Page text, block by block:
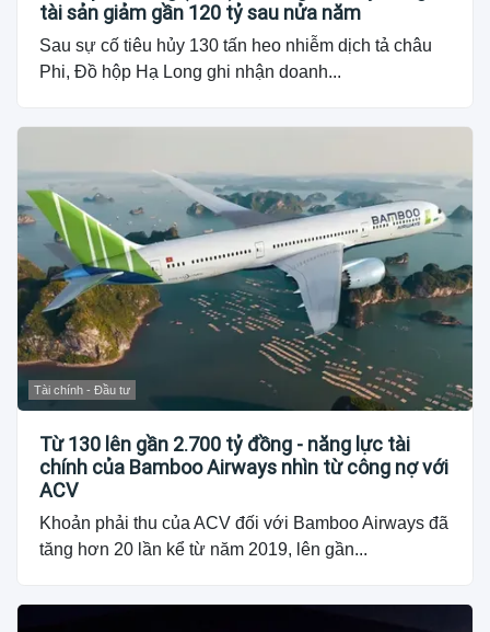
tài sản giảm gần 120 tỷ sau nửa năm
Sau sự cố tiêu hủy 130 tấn heo nhiễm dịch tả châu
Phi, Đồ hộp Hạ Long ghi nhận doanh...
Tài chính - Đầu tư
Từ 130 lên gần 2.700 tỷ đồng - năng lực tài
chính của Bamboo Airways nhìn từ công nợ với
ACV
Khoản phải thu của ACV đối với Bamboo Airways đã
tăng hơn 20 lần kể từ năm 2019, lên gần...